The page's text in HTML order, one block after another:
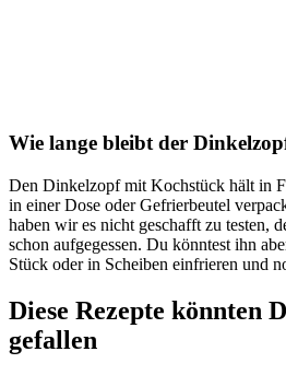
Wie lange bleibt der
Den Dinkelzopf mit Kochstück hält in
in einer Dose oder Gefrierbeutel
haben wir es nicht geschafft zu testen,
schon aufgegessen. Du könntest ihn
Stück oder in Scheiben einfrieren und
Diese Rezepte könnten
gefallen